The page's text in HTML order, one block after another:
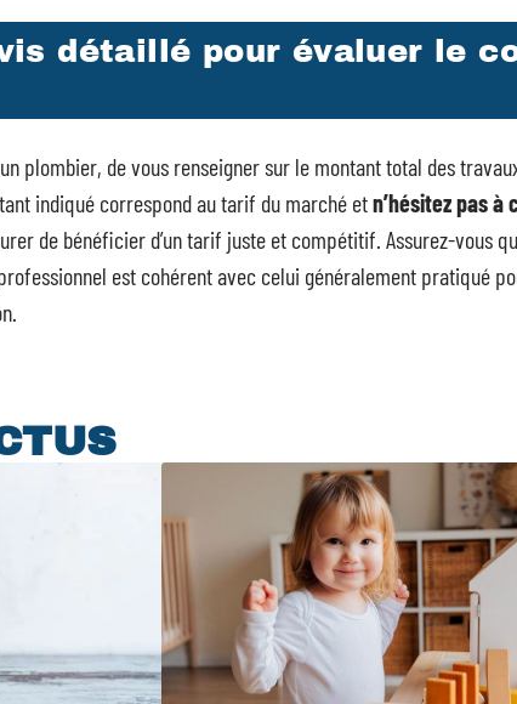
détaillé pour évaluer le
plombier, de vous renseigner sur le montant total des
indiqué correspond au tarif du marché etn’hésitez pas à
de bénéficier d’un tarif juste et compétitif. Assurez-vous
est cohérent avec celui généralement pratiqué